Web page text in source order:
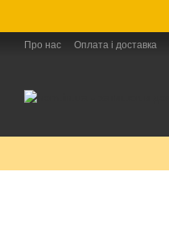
Про нас Оплата і доставка